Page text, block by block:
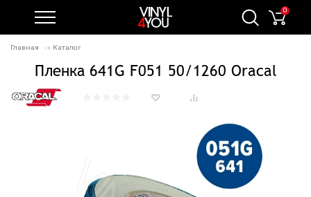
0
Главная Каталог
Пленка 641G F051 50/1260 Oracal